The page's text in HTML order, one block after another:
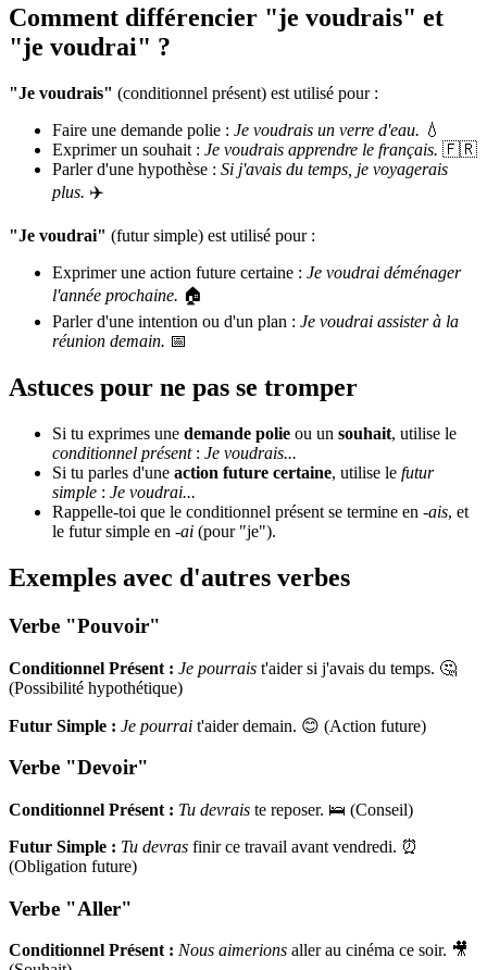
Comment différencier "je voudrais" et
"je voudrai" ?
"Je voudrais" (conditionnel présent) est utilisé pour :
Faire une demande polie : Je voudrais un verre d'eau. 💧
Exprimer un souhait : Je voudrais apprendre le français. 🇫🇷
Parler d'une hypothèse : Si j'avais du temps, je voyagerais
plus. ✈️
"Je voudrai" (futur simple) est utilisé pour :
Exprimer une action future certaine : Je voudrai déménager
l'année prochaine. 🏠
Parler d'une intention ou d'un plan : Je voudrai assister à la
réunion demain. 📅
Astuces pour ne pas se tromper
Si tu exprimes une demande polie ou un souhait, utilise le
conditionnel présent: Je voudrais...
Si tu parles d'une action future certaine, utilise le futur
simple : Je voudrai...
Rappelle-toi que le conditionnel présent se termine en -ais, et
le futur simple en -ai (pour "je").
Exemples avec d'autres verbes
Verbe "Pouvoir"
Conditionnel Présent : Je pourrais t'aider si j'avais du temps. 🤔
(Possibilité hypothétique)
Futur Simple : Je pourrai t'aider demain. 😊 (Action future)
Verbe "Devoir"
Conditionnel Présent : Tu devrais te reposer. 🛌 (Conseil)
Futur Simple : Tu devras finir ce travail avant vendredi. ⏰
(Obligation future)
Verbe "Aller"
Conditionnel Présent : Nous aimerions aller au cinéma ce soir. 🎥